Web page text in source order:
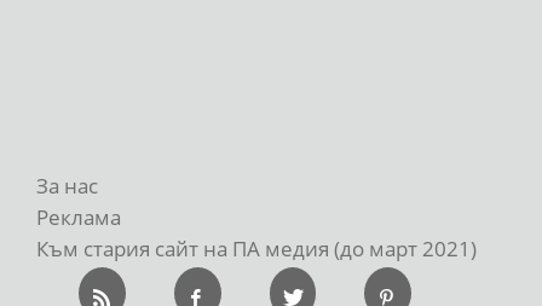
За нас
Реклама
Към стария сайт на ПА медия (до март 2021)